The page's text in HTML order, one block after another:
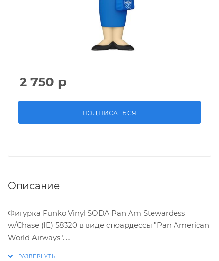
2 750 р
ПОДПИСАТЬСЯ
Описание
Фигурка Funko Vinyl SODA Pan Am Stewardess
w/Chase (IE) 58320 в виде стюардессы "Pan American
World Airways".